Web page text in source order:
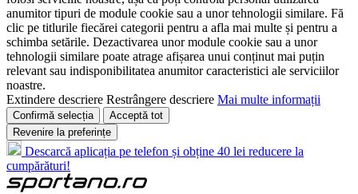
anumitor tipuri de module cookie sau a unor tehnologii similare. Fă
clic pe titlurile fiecărei categorii pentru a afla mai multe și pentru a
schimba setările. Dezactivarea unor module cookie sau a unor
tehnologii similare poate atrage afișarea unui conținut mai puțin
relevant sau indisponibilitatea anumitor caracteristici ale serviciilor
noastre.
Extindere descriere Restrângere descriere Mai multe informații
Confirmă selecția
Acceptă tot
Revenire la preferințe
Descarcă aplicația pe telefon și obține 40 lei reducere la
cumpărături!